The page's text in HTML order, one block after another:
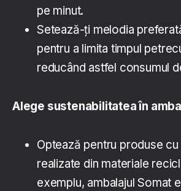
pe minut.
Setează-ți melodia
pentru a limita timpul
reducând astfel consumul
Alege sustenabilitatea în
Optează pentru produse cu
realizate din materiale
exemplu, ambalajul Somat